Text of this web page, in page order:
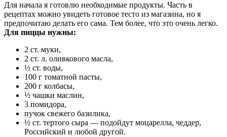
Для начала я готовлю необходимые продукты. Часть в
рецептах можно увидеть готовое тесто из магазина, но я
предпочитаю делать его сама. Тем более, что это очень легко.
Для пиццы нужны:
2 ст. муки,
2 ст. л. оливкового масла,
½ ст. воды,
100 г томатной пасты,
200 г колбасы,
½ чашки маслин,
3 помидора,
пучок свежего базилика,
½ ст. тертого сыра — подойдут моцарелла, чеддер,
Российский и любой другой.